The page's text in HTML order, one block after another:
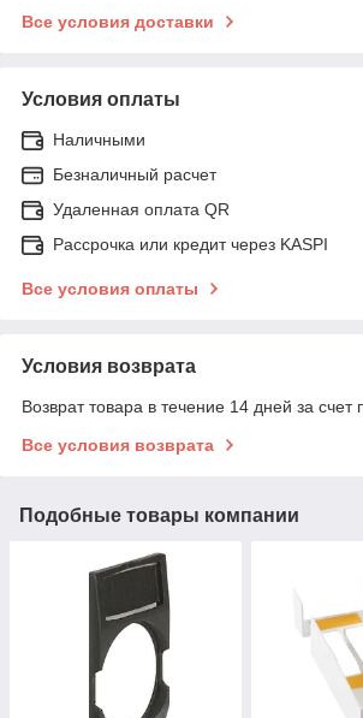
Все условия доставки
Условия оплаты
Наличными
Безналичный расчет
Удаленная оплата QR
Рассрочка или кредит через KASPI
Все условия оплаты
Условия возврата
Возврат товара в течение 14 дней за счет
Все условия возврата
Подобные товары компании